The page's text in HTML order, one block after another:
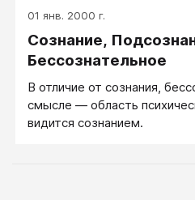
01 янв. 2000 г.
Сознание,
Бессознательное
В отличие от сознания,
смысле — область
видится сознанием.